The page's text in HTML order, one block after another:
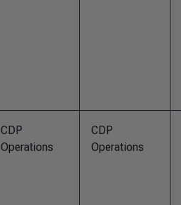
CDP
Operations
CDP
Operations